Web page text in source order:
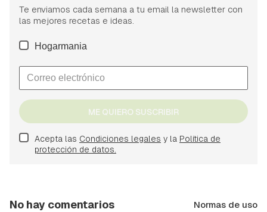
Te enviamos cada semana a tu email la newsletter con
las mejores recetas e ideas.
Hogarmania
ME QUIERO SUSCRIBIR
Acepta las Condiciones legales y la Política de
protección de datos.
No hay comentarios Normas de uso